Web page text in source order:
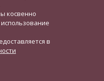
косвенно
в